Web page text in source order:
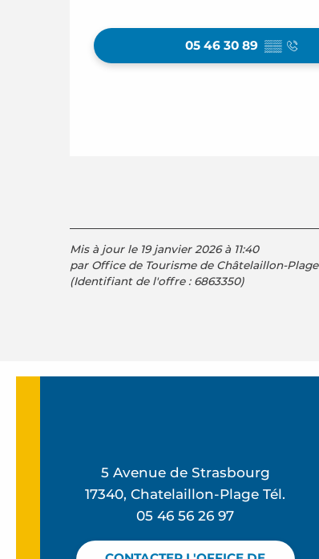
05 46 30 89 ▒▒
Mis à jour le 19 janvier 2026 à 11:40
par Office de Tourisme de Châtelaillon-Plage
(Identifiant de l'offre : 6863350)
5 Avenue de Strasbourg
17340, Chatelaillon-Plage Tél.
05 46 56 26 97